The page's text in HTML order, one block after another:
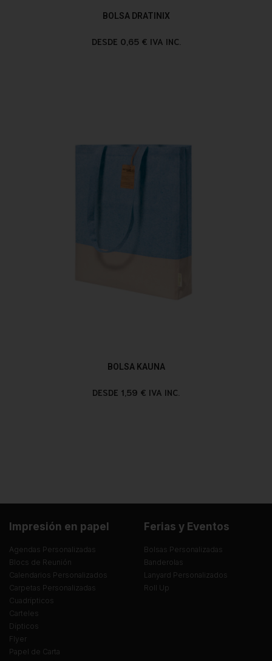
BOLSA DRATINIX
DESDE 0,65 € IVA INC.
BOLSA KAUNA
DESDE 1,59 € IVA INC.
Impresión en papel
Agendas Personalizadas
Blocs de Reunión
Calendarios Personalizados
Carpetas Personalizadas
Cuadrípticos
Carteles
Dípticos
Flyer
Papel de Carta
Ferias y Eventos
Bolsas Personalizadas
Banderolas
Lanyard Personalizados
Roll Up